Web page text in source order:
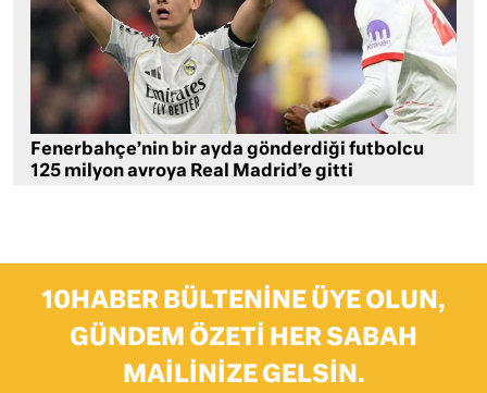
Fenerbahçe’nin bir ayda gönderdiği futbolcu
125 milyon avroya Real Madrid’e gitti
10HABER BÜLTENINE ÜYE OLUN,
GÜNDEM ÖZETI HER SABAH
MAILINIZE GELSIN.